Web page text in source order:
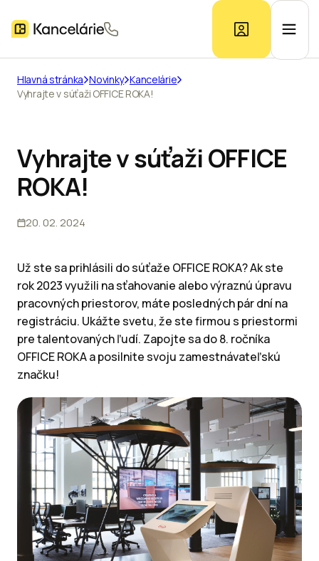
Prieskum trhu
Hlavná stránka Novinky Kancelárie
Vyhrajte v súťaži OFFICE ROKA!
Vyhrajte v súťaži OFFICE
ROKA!
20. 02. 2024
Už ste sa prihlásili do súťaže OFFICE ROKA? Ak ste
rok 2023 využili na sťahovanie alebo výraznú úpravu
pracovných priestorov, máte posledných pár dní na
registráciu. Ukážte svetu, že ste firmou s priestormi
pre talentovaných ľudí. Zapojte sa do 8. ročníka
OFFICE ROKA a posilnite svoju zamestnávateľskú
značku!